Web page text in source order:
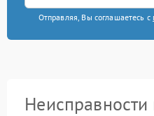
Отправляя, Вы соглашаетесь с